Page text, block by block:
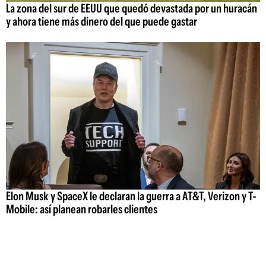
La zona del sur de EEUU que quedó devastada por un huracán
y ahora tiene más dinero del que puede gastar
Elon Musk y SpaceX le declaran la guerra a AT&T, Verizon y T-
Mobile: así planean robarles clientes